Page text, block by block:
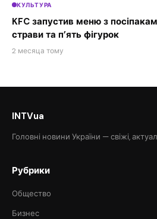
КУЛЬТУРА
KFC запустив меню з
страви та п’ять фігурок
2 месяца тому
INTVua
Головні новини України — свіжі,
Рубрики
Общество
Бизнес